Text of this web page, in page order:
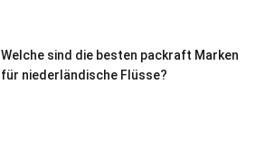
Welche sind die besten packraft Marken
für niederländische Flüsse?